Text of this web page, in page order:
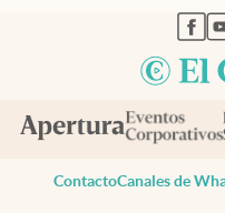
ContactoCanales de